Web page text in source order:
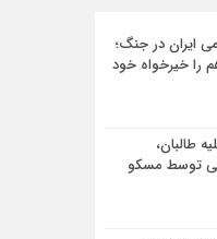
حامی ایران در جنگ؛
را خیرخواه خود
طالبان،
توسط مسکو